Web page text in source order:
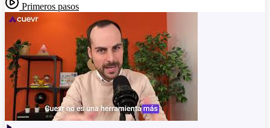
Primeros pasos